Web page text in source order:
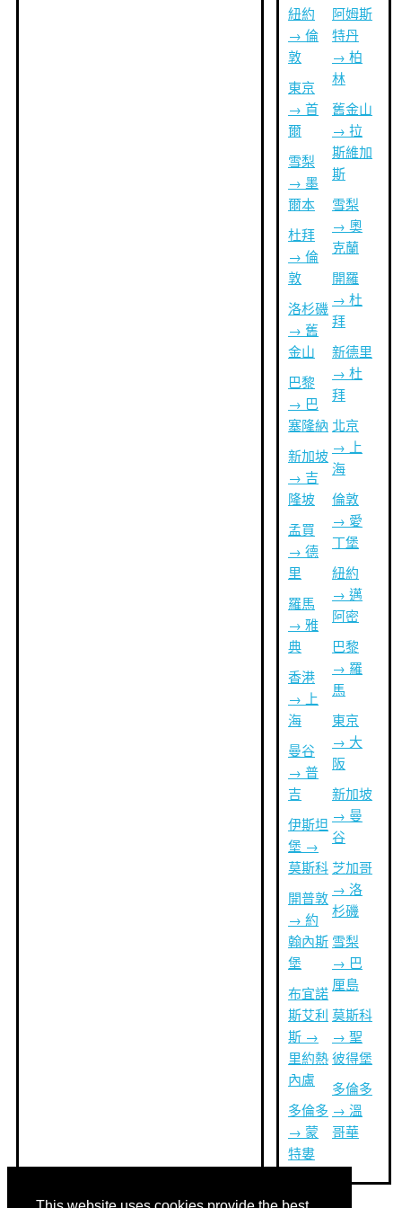
紐約
→ 倫
敦
東京
→ 首
爾
雪梨
→ 墨
爾本
杜拜
→ 倫
敦
洛杉磯
→ 舊
金山
巴黎
→ 巴
塞隆納
新加坡
→ 吉
隆坡
孟買
→ 德
里
羅馬
→ 雅
典
香港
→ 上
海
曼谷
→ 普
吉
伊斯坦
堡 →
莫斯科
開普敦
→ 約
翰內斯
堡
布宜諾
斯艾利
斯 →
里約熱
內盧
多倫多
→ 蒙
特婁
阿姆斯
特丹
→ 柏
林
舊金山
→ 拉
斯維加
斯
雪梨
→ 奧
克蘭
開羅
→ 杜
拜
新德里
→ 杜
拜
北京
→ 上
海
倫敦
→ 愛
丁堡
紐約
→ 邁
阿密
巴黎
→ 羅
馬
東京
→ 大
阪
新加坡
→ 曼
谷
芝加哥
→ 洛
杉磯
雪梨
→ 巴
厘島
莫斯科
→ 聖
彼得堡
多倫多
→ 溫
哥華